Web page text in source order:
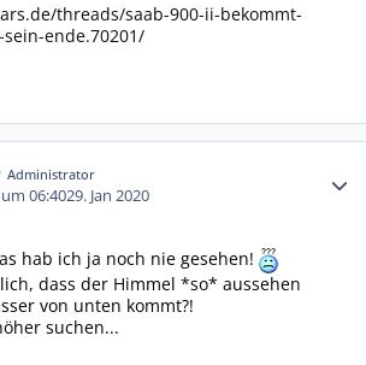
threads/saab-900-ii-bekommt-
ende.70201/
Administrator
06:4029. Jan 2020
hab ich ja noch nie gesehen!
dass der Himmel *so* aussehen
von unten kommt?!
suchen...